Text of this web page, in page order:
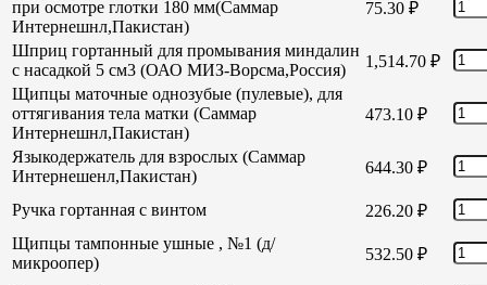
при осмотре глотки 180 мм(Саммар
Интернешнл,Пакистан)
75.30 ₽
Шприц гортанный для промывания миндалин
с насадкой 5 см3 (ОАО МИЗ-Ворсма,Россия)
1,514.70 ₽
Щипцы маточные однозубые (пулевые), для
оттягивания тела матки (Саммар
Интернешнл,Пакистан)
473.10 ₽
Языкодержатель для взрослых (Саммар
Интернешенл,Пакистан)
644.30 ₽
Ручка гортанная с винтом 226.20 ₽
Щипцы тампонные ушные , №1 (д/
микроопер)
532.50 ₽